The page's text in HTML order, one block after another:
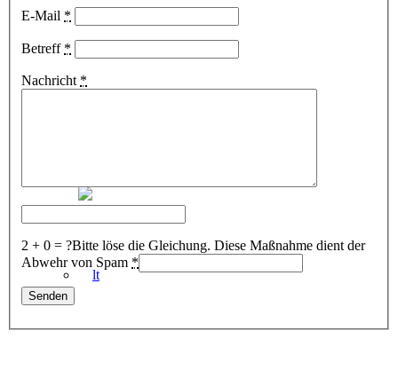
E-Mail *
Betreff *
Nachricht *
2 + 0 = ?Bitte löse die Gleichung. Diese Maßnahme dient der
Abwehr von Spam *